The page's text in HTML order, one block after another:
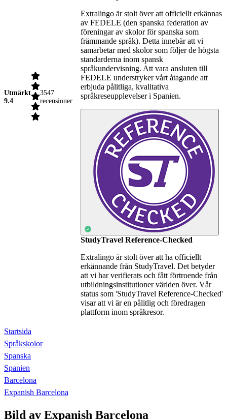
Utmärkt
9.4
3547
recensioner
Extralingo är stolt över att officiellt erkännas
av FEDELE (den spanska federation av
föreningar av skolor för spanska som
främmande språk). Detta innebär att vi
samarbetar med skolor som följer de högsta
standarderna inom spansk
språkundervisning. Att vara ansluten till
FEDELE understryker vårt åtagande att
erbjuda pålitliga, kvalitativa
språkreseupplevelser i Spanien.
StudyTravel Reference-Checked
Extralingo är stolt över att ha officiellt
erkännande från StudyTravel. Det betyder
att vi har verifierats och fått förtroende från
utbildningsinstitutioner världen över. Vår
status som 'StudyTravel Reference-Checked'
visar att vi är en pålitlig och föredragen
plattform inom språkresor.
Startsida
Språkskolor
Spanska
Spanien
Barcelona
Expanish Barcelona
Bild av Expanish Barcelona